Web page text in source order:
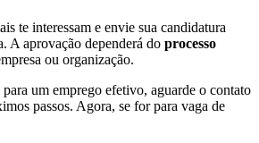
te interessam e envie sua candidatura
A aprovação dependerá do processo
ou organização.
um emprego efetivo, aguarde o contato
passos. Agora, se for para vaga de